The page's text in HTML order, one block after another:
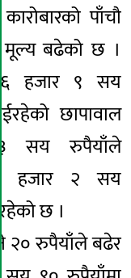
पाँचौ
मूल्य बढेको छ ।
८६ हजार ९ सय
छापावाल
सय रुपैयाँले
हजार २ सय
छ ।
२० रुपैयाँले बढेर